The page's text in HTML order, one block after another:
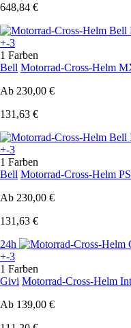
648,84 €
+-3
1 Farben
Bell Motorrad-Cross-Helm
Ab 230,00 €
131,63 €
+-3
1 Farben
Bell Motorrad-Cross-Helm
Ab 230,00 €
131,63 €
24h
+-3
1 Farben
Givi Motorrad-Cross-Helm
Ab 139,00 €